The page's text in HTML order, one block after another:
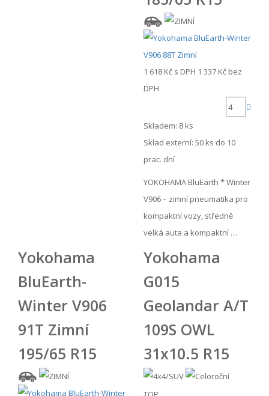
1 618 Kč s DPH 1 337 Kč bez
DPH
Skladem: 8 ks
Sklad externí: 50 ks do 10
prac. dní
YOKOHAMA BluEarth * Winter
V906 – zimní pneumatika pro
kompaktní vozy, středně
velká auta a kompaktní …
Yokohama
BluEarth-
Winter V906
91T Zimní
195/65 R15
Yokohama
G015
Geolandar A/T
109S OWL
31x10.5 R15